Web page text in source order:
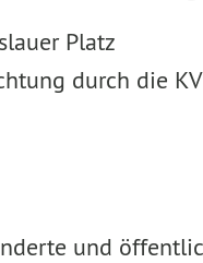
Platz
durch die
und